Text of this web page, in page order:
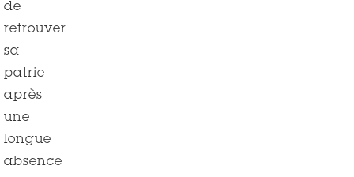
de
retrouver
sa
patrie
après
une
longue
absence